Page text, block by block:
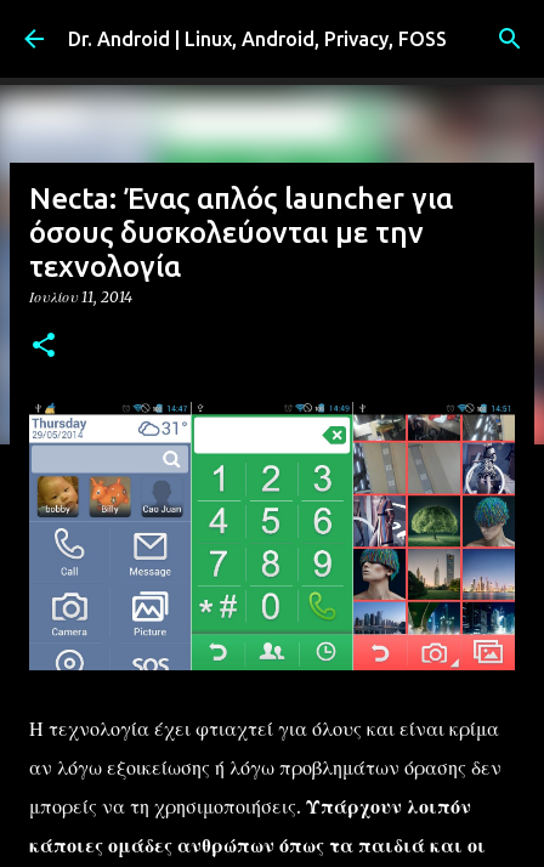
Μετάβαση στο κύριο περιεχόμενο
Dr. Android | Linux, Android, Privacy, FOSS
Necta: Ένας απλός launcher για
όσους δυσκολεύονται με την
τεχνολογία
Ιουλίου 11, 2014
Η τεχνολογία έχει φτιαχτεί για όλους και είναι κρίμα
αν λόγω εξοικείωσης ή λόγω προβλημάτων όρασης δεν
μπορείς να τη χρησιμοποιήσεις. Υπάρχουν λοιπόν
κάποιες ομάδες ανθρώπων όπως τα παιδιά και οι